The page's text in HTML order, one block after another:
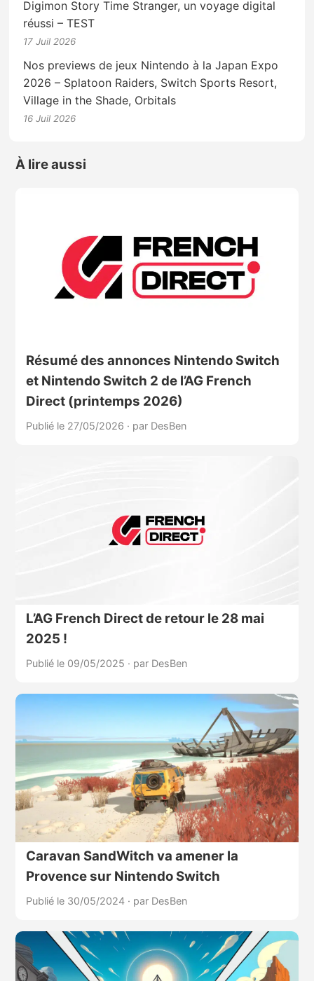
Digimon Story Time Stranger, un voyage digital
réussi – TEST
17 Juil 2026
Nos previews de jeux Nintendo à la Japan Expo
2026 – Splatoon Raiders, Switch Sports Resort,
Village in the Shade, Orbitals
16 Juil 2026
À lire aussi
Résumé des annonces Nintendo Switch
et Nintendo Switch 2 de l’AG French
Direct (printemps 2026)
Publié le 27/05/2026 · par DesBen
L’AG French Direct de retour le 28 mai
2025 !
Publié le 09/05/2025 · par DesBen
Caravan SandWitch va amener la
Provence sur Nintendo Switch
Publié le 30/05/2024 · par DesBen